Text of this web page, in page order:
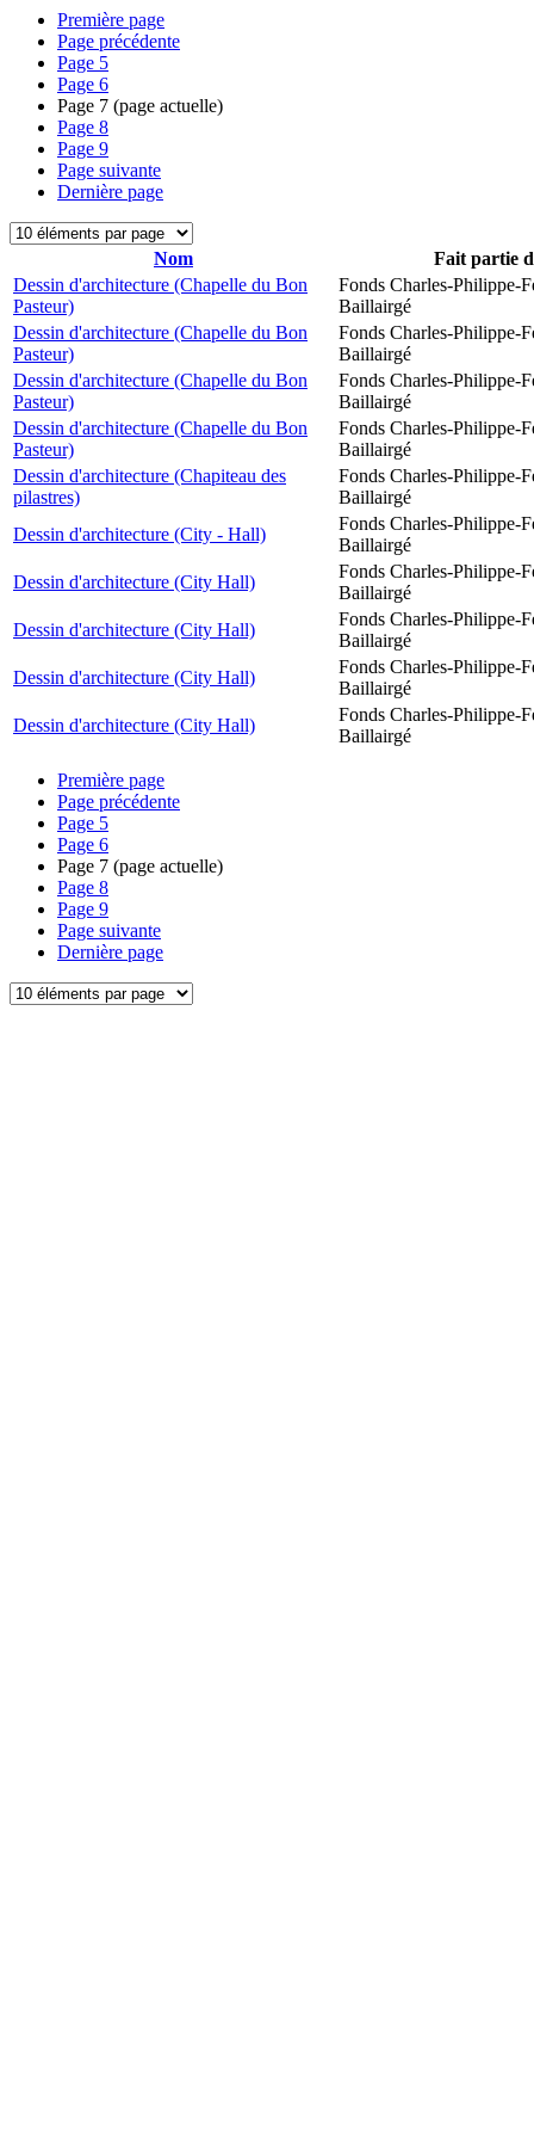
Première page
Page précédente
Page 5
Page 6
Page 7 (page actuelle)
Page 8
Page 9
Page suivante
Dernière page
Nom
Fait partie
Dessin d'architecture (Chapelle du Bon
Pasteur)
Fonds Charles-Philippe-
Baillairgé
Dessin d'architecture (Chapelle du Bon
Pasteur)
Fonds Charles-Philippe-
Baillairgé
Dessin d'architecture (Chapelle du Bon
Pasteur)
Fonds Charles-Philippe-
Baillairgé
Dessin d'architecture (Chapelle du Bon
Pasteur)
Fonds Charles-Philippe-
Baillairgé
Dessin d'architecture (Chapiteau des
pilastres)
Fonds Charles-Philippe-
Baillairgé
Dessin d'architecture (City - Hall)
Fonds Charles-Philippe-
Baillairgé
Dessin d'architecture (City Hall)
Fonds Charles-Philippe-
Baillairgé
Dessin d'architecture (City Hall)
Fonds Charles-Philippe-
Baillairgé
Dessin d'architecture (City Hall)
Fonds Charles-Philippe-
Baillairgé
Dessin d'architecture (City Hall)
Fonds Charles-Philippe-
Baillairgé
Première page
Page précédente
Page 5
Page 6
Page 7 (page actuelle)
Page 8
Page 9
Page suivante
Dernière page